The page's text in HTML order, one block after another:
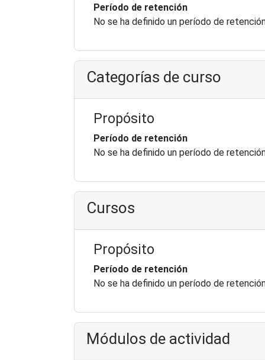
Período de retención
No se ha definido un período de
Categorías de curso
Propósito
Período de retención
No se ha definido un período de
Cursos
Propósito
Período de retención
No se ha definido un período de
Módulos de actividad